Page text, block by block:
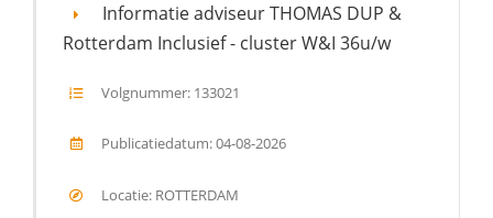
Informatie adviseur THOMAS DUP &
Rotterdam Inclusief - cluster W&I 36u/w
Volgnummer: 133021
Publicatiedatum: 04-08-2026
Locatie: ROTTERDAM